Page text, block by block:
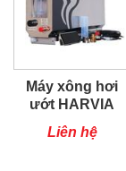
Máy xông hơi
ướt HARVIA
HGX11 (Trung
Quốc)
Liên hệ